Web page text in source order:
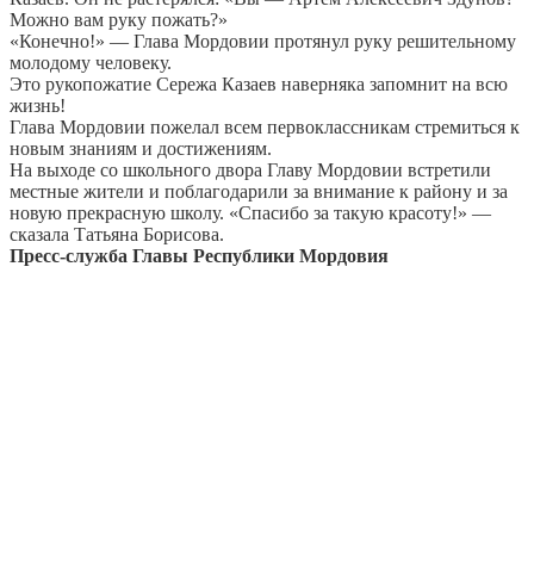
Можно вам руку пожать?»
«Конечно!» — Глава Мордовии протянул руку решительному
молодому человеку.
Это рукопожатие Сережа Казаев наверняка запомнит на всю
жизнь!
Глава Мордовии пожелал всем первоклассникам стремиться к
новым знаниям и достижениям.
На выходе со школьного двора Главу Мордовии встретили
местные жители и поблагодарили за внимание к району и за
новую прекрасную школу. «Спасибо за такую красоту!» —
сказала Татьяна Борисова.
Пресс-служба Главы Республики Мордовия